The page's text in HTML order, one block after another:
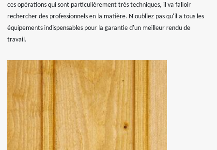
ces opérations qui sont particulièrement très techniques, il va falloir
rechercher des professionnels en la matière. N'oubliez pas qu'il a tous les
équipements indispensables pour la garantie d'un meilleur rendu de
travail.